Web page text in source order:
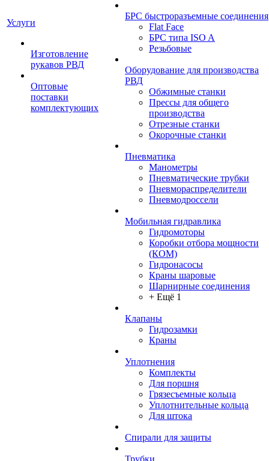
Услуги
Изготовление
рукавов РВД
Оптовые
поставки
комплектующих
БРС быстроразъемные соединения
Flat Face
БРС типа ISO A
Резьбовые
Оборудование для производства
РВД
Обжимные станки
Прессы для общего
производства
Отрезные станки
Окорочные станки
Пневматика
Манометры
Пневматические трубки
Пневмораспределители
Пневмодроссели
Мобильная гидравлика
Гидромоторы
Коробки отбора мощности
(КОМ)
Гидронасосы
Краны шаровые
Шарнирные соединения
+ Ещё 1
Клапаны
Гидрозамки
Краны
Уплотнения
Комплекты
Для поршня
Грязесъемные кольца
Уплотнительные кольца
Для штока
Спирали для защиты
Трубки